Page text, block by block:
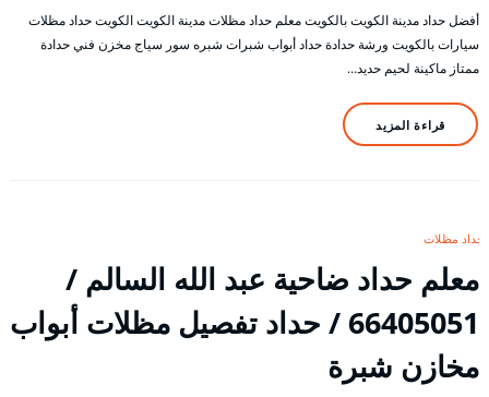
أفضل حداد مدينة الكويت بالكويت معلم حداد مظلات مدينة الكويت الكويت حداد مظلات
سيارات بالكويت ورشة حدادة حداد أبواب شبرات شبره سور سياج مخزن فني حدادة
ممتاز ماكينة لحيم حديد…
قراءة المزيد
حداد مظلات
معلم حداد ضاحية عبد الله السالم /
66405051 / حداد تفصيل مظلات أبواب
مخازن شبرة